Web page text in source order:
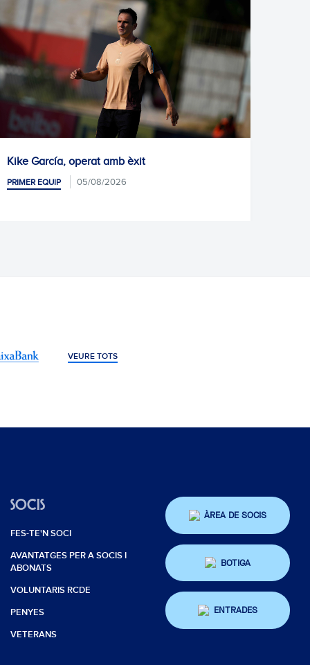
amb èxit
08/2026
VEURE TOTS
SOCIS
FES-TE'N SOCI
AVANTATGES PER A SOCIS I
ABONATS
VOLUNTARIS RCDE
PENYES
VETERANS
ÀREA DE SOCIS
BOTIGA
ENTRADES